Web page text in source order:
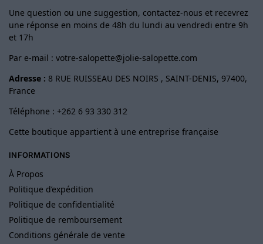
Une question ou une suggestion, contactez-nous et recevrez
une réponse en moins de 48h du lundi au vendredi entre 9h
et 17h
Par e-mail : votre-salopette@jolie-salopette.com
Adresse : 8 RUE RUISSEAU DES NOIRS , SAINT-DENIS, 97400,
France
Téléphone : +262 6 93 330 312
Cette boutique appartient à une entreprise française
INFORMATIONS
À Propos
Politique d’expédition
Politique de confidentialité
Politique de remboursement
Conditions générale de vente